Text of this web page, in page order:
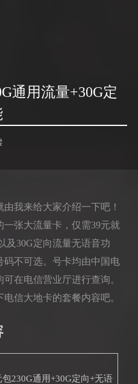
通用流量+30G定
我来给大家介绍一下吧！
张大流量卡，仅需39元就
及30G定向流量无语音功
不可选。号卡均由中国电
在电信营业厅进行查询。
信大地卡的套餐内容吧。
230G通用+30G定向+无语